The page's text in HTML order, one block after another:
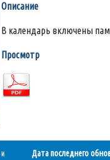
Описание
В календарь включены
Просмотр
Дата последнего